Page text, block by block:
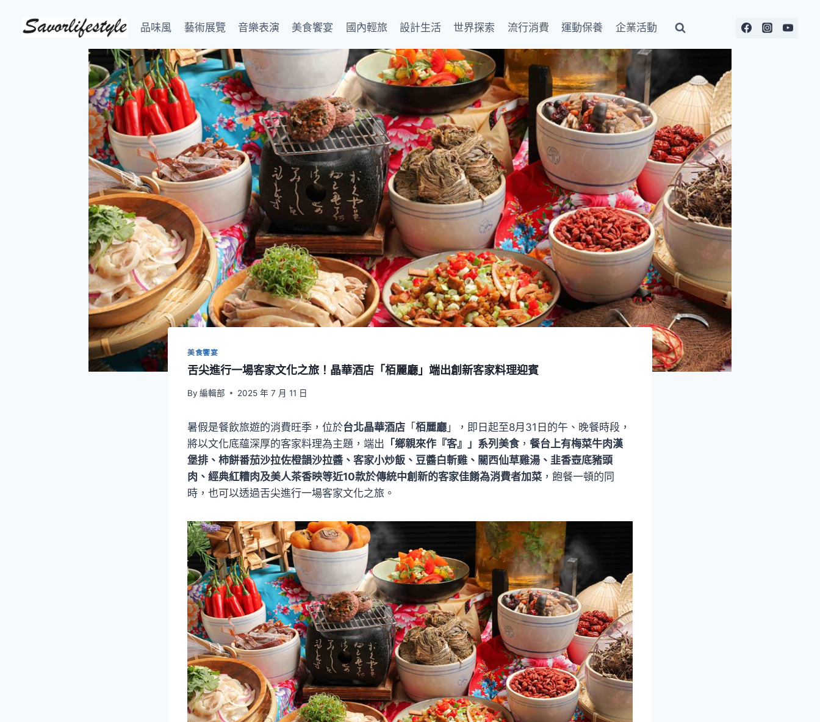
品味風 藝術展覽 音樂表演 美食饗宴 國內輕旅 設計生活 世界探索 流行消費 運動保養 企業活動
美食饗宴
舌尖進行一場客家文化之旅！晶華酒店「栢麗廳」端出創新客家料理迎賓
By 編輯部 2025 年 7 月 11 日
暑假是餐飲旅遊的消費旺季，位於台北晶華酒店 「栢麗廳 」，即日起至8月31日的午、晚餐時段，
將以文化底蘊深厚的客家料理為主題，端出 「鄉親來作『客』」系列美食， 餐台上有梅菜牛肉漢
堡排、柿餅番茄沙拉佐橙韻沙拉醬、客家小炒飯、豆醬白斬雞、關西仙草雞湯、韭香壺底豬頭
肉、經典紅糟肉及美人茶香映等近10款於傳統中創新的客家佳餚為消費者加菜 ，飽餐一頓的同
時，也可以透過舌尖進行一場客家文化之旅。